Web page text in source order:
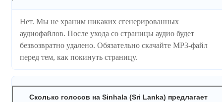
Нет. Мы не храним никаких сгенерированных
аудиофайлов. После ухода со страницы аудио будет
безвозвратно удалено. Обязательно скачайте MP3-файл
перед тем, как покинуть страницу.
Сколько голосов на Sinhala (Sri Lanka) предлагает